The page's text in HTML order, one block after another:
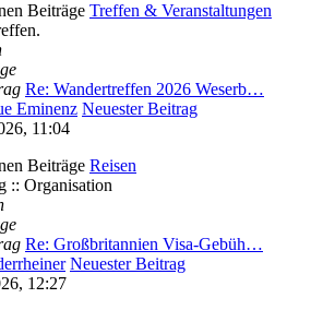
Treffen & Veranstaltungen
Re: Wandertreffen 2026 Weserb…
Eminenz Neuester Beitrag
11:04
Reisen
:: Organisation
Re: Großbritannien Visa-Gebüh…
Neuester Beitrag
12:27